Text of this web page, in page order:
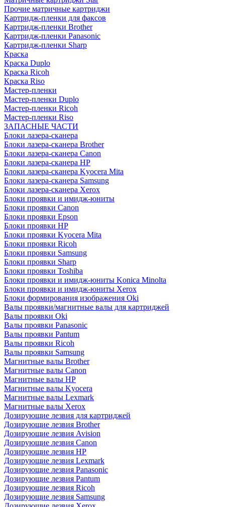
Прочие матричные картриджи
Картридж-пленки для факсов
Картридж-пленки Brother
Картридж-пленки Panasonic
Картридж-пленки Sharp
Краска
Краска Duplo
Краска Ricoh
Краска Riso
Мастер-пленки
Мастер-пленки Duplo
Мастер-пленки Ricoh
Мастер-пленки Riso
ЗАПАСНЫЕ ЧАСТИ
Блоки лазера-сканера
Блоки лазера-сканера Brother
Блоки лазера-сканера Canon
Блоки лазера-сканера HP
Блоки лазера-сканера Kyocera Mita
Блоки лазера-сканера Samsung
Блоки лазера-сканера Xerox
Блоки проявки и имидж-юниты
Блоки проявки Canon
Блоки проявки Epson
Блоки проявки HP
Блоки проявки Kyocera Mita
Блоки проявки Ricoh
Блоки проявки Samsung
Блоки проявки Sharp
Блоки проявки Toshiba
Блоки проявки и имидж-юниты Konica Minolta
Блоки проявки и имидж-юниты Xerox
Блоки формирования изображения Oki
Валы проявки/магнитные валы для картриджей
Валы проявки Oki
Валы проявки Panasonic
Валы проявки Pantum
Валы проявки Ricoh
Валы проявки Samsung
Магнитные валы Brother
Магнитные валы Canon
Магнитные валы HP
Магнитные валы Kyocera
Магнитные валы Lexmark
Магнитные валы Xerox
Дозирующие лезвия для картриджей
Дозирующие лезвия Brother
Дозирующие лезвия Avision
Дозирующие лезвия Canon
Дозирующие лезвия HP
Дозирующие лезвия Lexmark
Дозирующие лезвия Panasonic
Дозирующие лезвия Pantum
Дозирующие лезвия Ricoh
Дозирующие лезвия Samsung